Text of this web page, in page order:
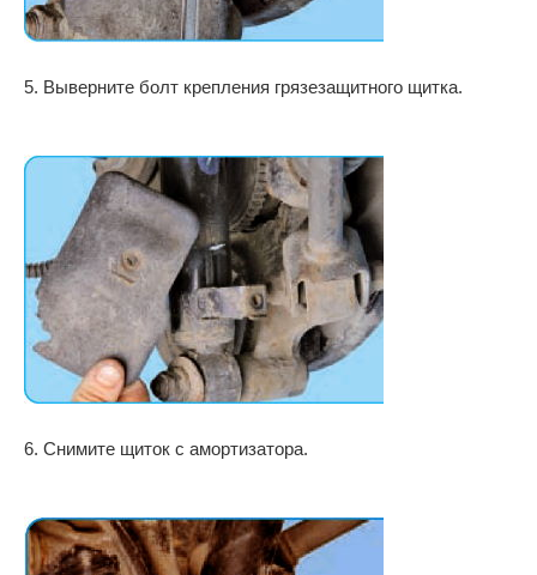
5. Выверните болт крепления грязезащитного щитка.
6. Снимите щиток с амортизатора.